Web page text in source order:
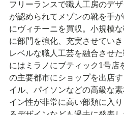
フリーランスで職人工房のデ
が認められてメゾンの靴を手
にヴィチーニを買収。小規模
に部門を強化、充実させてい
レベルな職人工芸を融合させ
にはミラノにブティック1号店
の主要都市にショップを出店
イル、パイソンなどの高級な
イン性が非常に高い部類に入